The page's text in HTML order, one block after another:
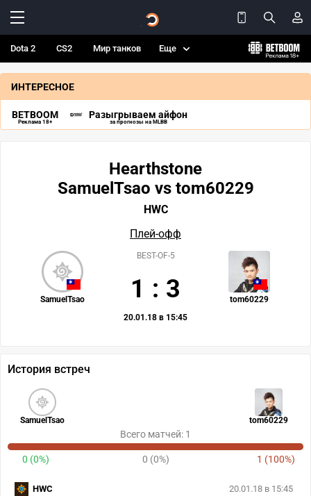
Dota 2 CS2 Мир танков Еще
ИНТЕРЕСНОЕ
BETBOOM
Реклама 18+
Разыгрываем айфон
за прогнозы на MLBB
Hearthstone
SamuelTsao vs tom60229
HWC
Плей-офф
SamuelTsao tom60229
BEST-OF-5
1 : 3
20.01.18 в 15:45
История встреч
SamuelTsao tom60229
Всего матчей: 1
0 (0%) 0 (0%) 1 (100%)
20.01.18 в 15:45
HWC